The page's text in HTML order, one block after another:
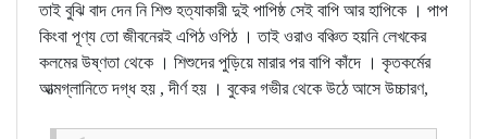
তাই বুঝি বাদ দেন নি শিশু হত্যাকারী দুই পাপিষ্ঠ সেই বাপি আর হাপিকে । পাপ
কিংবা পূণ্য তো জীবনেরই এপিঠ ওপিঠ । তাই ওরাও বঞ্চিত হয়নি লেখকের
কলমের উষ্ণতা থেকে । শিশুদের পুড়িয়ে মারার পর বাপি কাঁদে । কৃতকর্মের
আত্মগ্লানিতে দগ্ধ হয় , দীর্ণ হয় । বুকের গভীর থেকে উঠে আসে উচ্চারণ,